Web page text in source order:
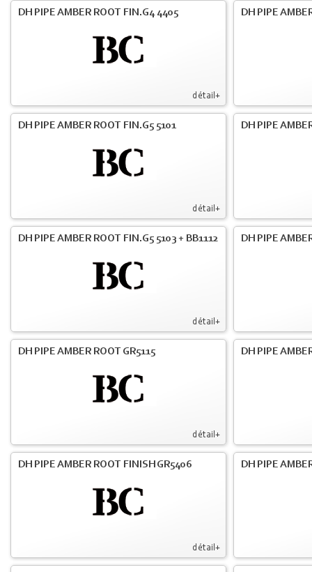
détail+
DH PIPE AMBER ROOT FIN.G4 4405 DH PIPE
détail+
DH PIPE AMBER ROOT FIN.G5 5101 DH PIPE
détail+
DH PIPE AMBER ROOT FIN.G5 5103 + BB1112 DH PIPE
détail+
DH PIPE AMBER ROOT GR5115 DH PIPE
détail+
DH PIPE AMBER ROOT FINISH GR5406 DH PIPE